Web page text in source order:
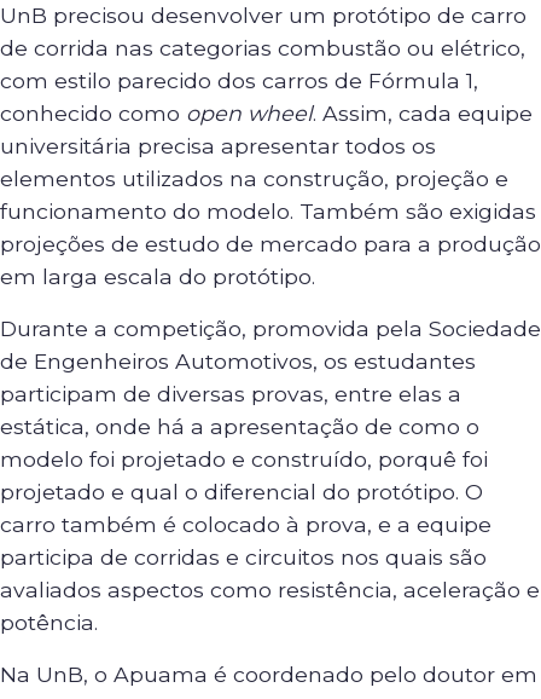
UnB precisou desenvolver um protótipo de carro
de corrida nas categorias combustão ou elétrico,
com estilo parecido dos carros de Fórmula 1,
conhecido como open wheel. Assim, cada equipe
universitária precisa apresentar todos os
elementos utilizados na construção, projeção e
funcionamento do modelo. Também são exigidas
projeções de estudo de mercado para a produção
em larga escala do protótipo.
Durante a competição, promovida pela Sociedade
de Engenheiros Automotivos, os estudantes
participam de diversas provas, entre elas a
estática, onde há a apresentação de como o
modelo foi projetado e construído, porquê foi
projetado e qual o diferencial do protótipo. O
carro também é colocado à prova, e a equipe
participa de corridas e circuitos nos quais são
avaliados aspectos como resistência, aceleração e
potência.
Na UnB, o Apuama é coordenado pelo doutor em